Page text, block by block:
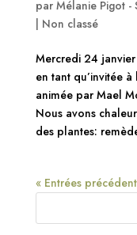
par Mélanie Pigot -
Non classé
Mercredi 24
en tant qu’invitée à
animée par Mael
Nous avons
des plantes:
« Entrées